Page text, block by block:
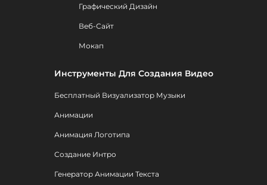
Графический Дизайн
Веб-Сайт
Мокап
Инструменты Для Создания Видео
Бесплатный Визуализатор Музыки
Анимации
Анимация Логотипа
Создание Интро
Генератор Анимации Текста